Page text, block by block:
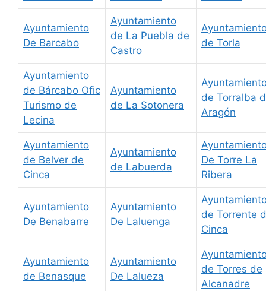
Ayuntamiento
De Barcabo
Ayuntamiento
de La Puebla de
Castro
de Torla
Ayuntamiento
de Bárcabo Ofic
Turismo de
Lecina
Ayuntamiento
de La Sotonera
de Torralba
Aragón
Ayuntamiento
de Belver de
Cinca
Ayuntamiento
de Labuerda
De Torre La
Ribera
Ayuntamiento
De Benabarre
Ayuntamiento
De Laluenga
de Torrente
Cinca
Ayuntamiento
de Benasque
Ayuntamiento
De Lalueza
de Torres de
Alcanadre